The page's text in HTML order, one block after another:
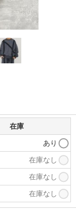
在庫
あり
在庫なし
在庫なし
在庫なし